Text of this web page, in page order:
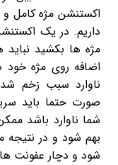
داریم. در یک
مژه ها بکشید
اضافه روی مژه خود
ناوارد سبب زخم
صورت حتما باید
شما ناوارد باشد
بهم شود و در
شود و دچار عفونت